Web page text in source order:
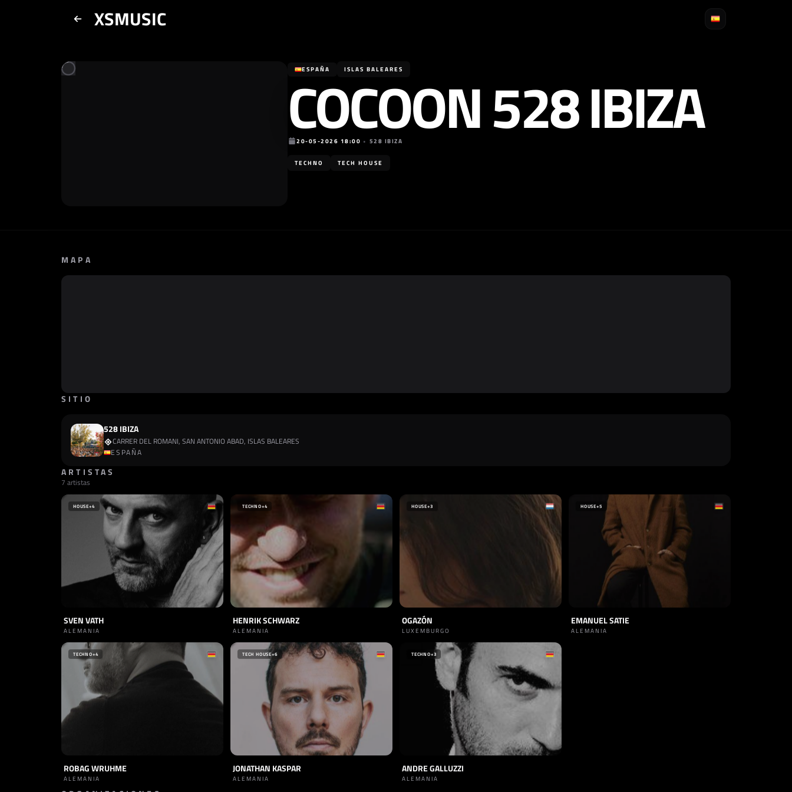
XSMUSIC
ESPAÑA ISLAS BALEARES
COCOON 528 IBIZA
20-05-2026 18:00 • 528 IBIZA
TECHNO TECH HOUSE
MAPA
SITIO
528 IBIZA
CARRER DEL ROMANI, SAN ANTONIO ABAD, ISLAS BALEARES
ESPAÑA
ARTISTAS
7 artistas
HOUSE+4
SVEN VATH
ALEMANIA
TECHNO+4
HENRIK SCHWARZ
ALEMANIA
HOUSE+3
OGAZÓN
LUXEMBURGO
HOUSE+5
EMANUEL SATIE
ALEMANIA
TECHNO+4
ROBAG WRUHME
ALEMANIA
TECH HOUSE+6
JONATHAN KASPAR
ALEMANIA
TECHNO+3
ANDRE GALLUZZI
ALEMANIA